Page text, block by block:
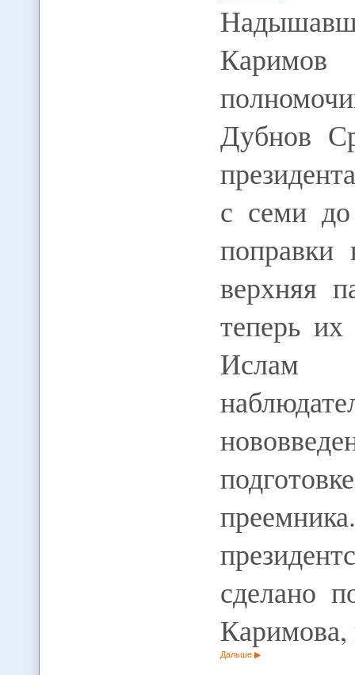
Дубнов
с семи
поправки
верхняя
теперь
Ислам
сделано
Дальше